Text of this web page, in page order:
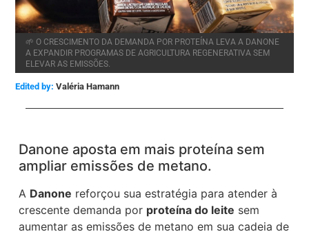
🌱 O CRESCIMENTO DA DEMANDA POR PROTEÍNA LEVA A DANONE
A EXPANDIR PROGRAMAS DE AGRICULTURA REGENERATIVA SEM
ELEVAR AS EMISSÕES.
Edited by: Valéria Hamann
Danone aposta em mais proteína sem
ampliar emissões de metano.
A Danone reforçou sua estratégia para atender à
crescente demanda por proteína do leite sem
aumentar as emissões de metano em sua cadeia de